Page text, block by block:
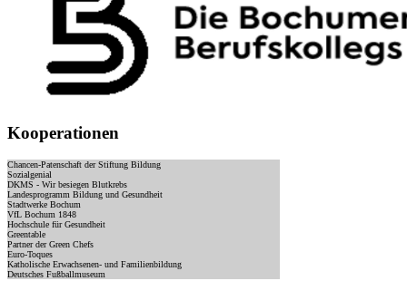
Kooperationen
Chancen-Patenschaft der Stiftung Bildung
Sozialgenial
DKMS - Wir besiegen Blutkrebs
Landesprogramm Bildung und Gesundheit
Stadtwerke Bochum
VfL Bochum 1848
Hochschule für Gesundheit
Greentable
Partner der Green Chefs
Euro-Toques
Katholische Erwachsenen- und Familienbildung
Deutsches Fußballmuseum